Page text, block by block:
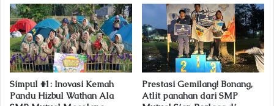
m
a
i
l
a
d
d
r
Simpul #1: Inovasi Kemah
Pandu Hizbul Wathan Ala
Prestasi Gemilang! Bonang,
Atlit panahan dari SMP